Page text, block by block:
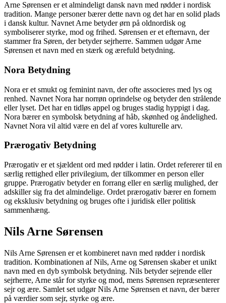
Arne Sørensen er et almindeligt dansk navn med rødder i nordisk
tradition. Mange personer bærer dette navn og det har en solid plads
i dansk kultur. Navnet Arne betyder ørn på oldnordisk og
symboliserer styrke, mod og frihed. Sørensen er et efternavn, der
stammer fra Søren, der betyder sejrherre. Sammen udgør Arne
Sørensen et navn med en stærk og ærefuld betydning.
Nora Betydning
Nora er et smukt og feminint navn, der ofte associeres med lys og
renhed. Navnet Nora har norrøn oprindelse og betyder den strålende
eller lyset. Det har en tidløs appel og bruges stadig hyppigt i dag.
Nora bærer en symbolsk betydning af håb, skønhed og åndelighed.
Navnet Nora vil altid være en del af vores kulturelle arv.
Prærogativ Betydning
Prærogativ er et sjældent ord med rødder i latin. Ordet refererer til en
særlig rettighed eller privilegium, der tilkommer en person eller
gruppe. Prærogativ betyder en forrang eller en særlig mulighed, der
adskiller sig fra det almindelige. Ordet prærogativ bærer en fornem
og eksklusiv betydning og bruges ofte i juridisk eller politisk
sammenhæng.
Nils Arne Sørensen
Nils Arne Sørensen er et kombineret navn med rødder i nordisk
tradition. Kombinationen af Nils, Arne og Sørensen skaber et unikt
navn med en dyb symbolsk betydning. Nils betyder sejrende eller
sejrherre, Arne står for styrke og mod, mens Sørensen repræsenterer
sejr og ære. Samlet set udgør Nils Arne Sørensen et navn, der bærer
på værdier som sejr, styrke og ære.